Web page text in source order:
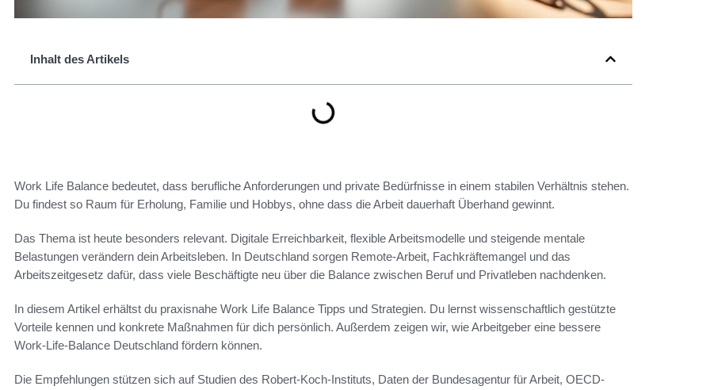
Inhalt des Artikels
Work Life Balance bedeutet, dass berufliche Anforderungen und private Bedürfnisse in einem stabilen Verhältnis stehen.
Du findest so Raum für Erholung, Familie und Hobbys, ohne dass die Arbeit dauerhaft Überhand gewinnt.
Das Thema ist heute besonders relevant. Digitale Erreichbarkeit, flexible Arbeitsmodelle und steigende mentale
Belastungen verändern dein Arbeitsleben. In Deutschland sorgen Remote-Arbeit, Fachkräftemangel und das
Arbeitszeitgesetz dafür, dass viele Beschäftigte neu über die Balance zwischen Beruf und Privatleben nachdenken.
In diesem Artikel erhältst du praxisnahe Work Life Balance Tipps und Strategien. Du lernst wissenschaftlich gestützte
Vorteile kennen und konkrete Maßnahmen für dich persönlich. Außerdem zeigen wir, wie Arbeitgeber eine bessere
Work-Life-Balance Deutschland fördern können.
Die Empfehlungen stützen sich auf Studien des Robert-Koch-Instituts, Daten der Bundesagentur für Arbeit, OECD-